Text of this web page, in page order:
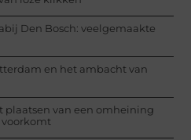
Den Bosch: veelgemaakte
en het ambacht van
plaatsen van een omheining
voorkomt